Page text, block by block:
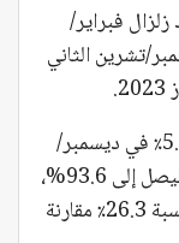
فبراير/
تشرين الثاني
ومع ذلك، زاد الطلب على العقارات بنسبة 5.5٪ في ديسمبر/
كانون الأول مقارنة بنوفمبر/تشرين الثاني، ليصل إلى 93.6%،
ولوحظ أن الطلب على العقارات كان أقل بنسبة 26.3٪ مقارنة